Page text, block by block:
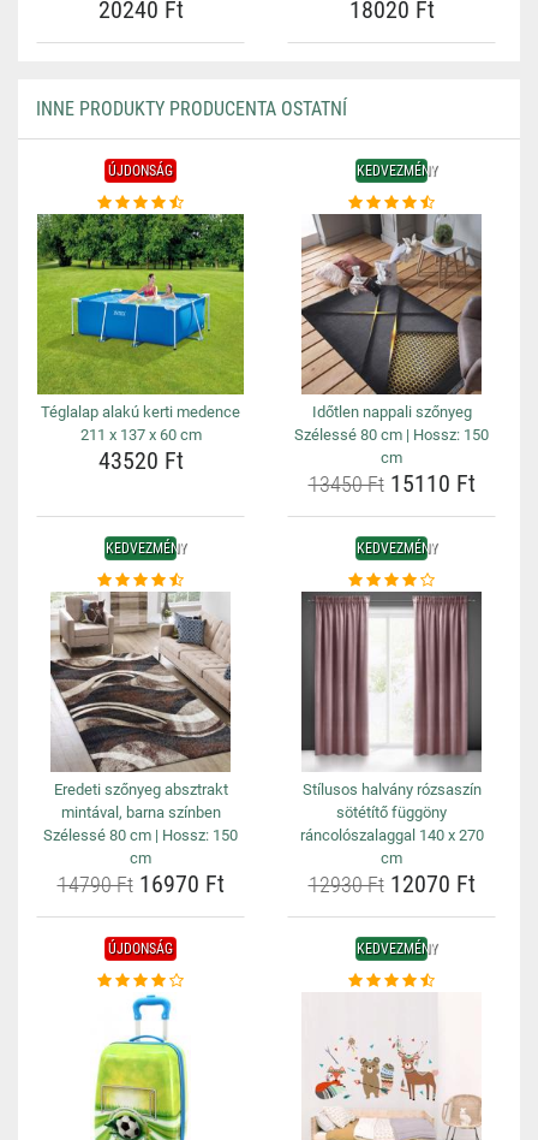
20240 Ft 18020 Ft
INNE PRODUKTY PRODUCENTA OSTATNÍ
ÚJDONSÁG
Téglalap alakú kerti medence
211 x 137 x 60 cm
43520 Ft
KEDVEZMÉNY
Időtlen nappali szőnyeg
Szélessé 80 cm | Hossz: 150
cm
13450 Ft15110 Ft
KEDVEZMÉNY
Eredeti szőnyeg absztrakt
mintával, barna színben
Szélessé 80 cm | Hossz: 150
cm
14790 Ft16970 Ft
KEDVEZMÉNY
Stílusos halvány rózsaszín
sötétítő függöny
ráncolószalaggal 140 x 270
cm
12930 Ft12070 Ft
ÚJDONSÁG KEDVEZMÉNY